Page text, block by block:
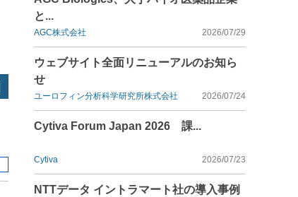
と...
AGC株式会社 2026/07/29
ウェブサイト全面リニューアルのお知ら
せ
ユーロフィン分析科学研究所株式会社 2026/07/24
Cytiva Forum Japan 2026 課...
Cytiva 2026/07/23
NTTデータ イントラマート社の導入事例